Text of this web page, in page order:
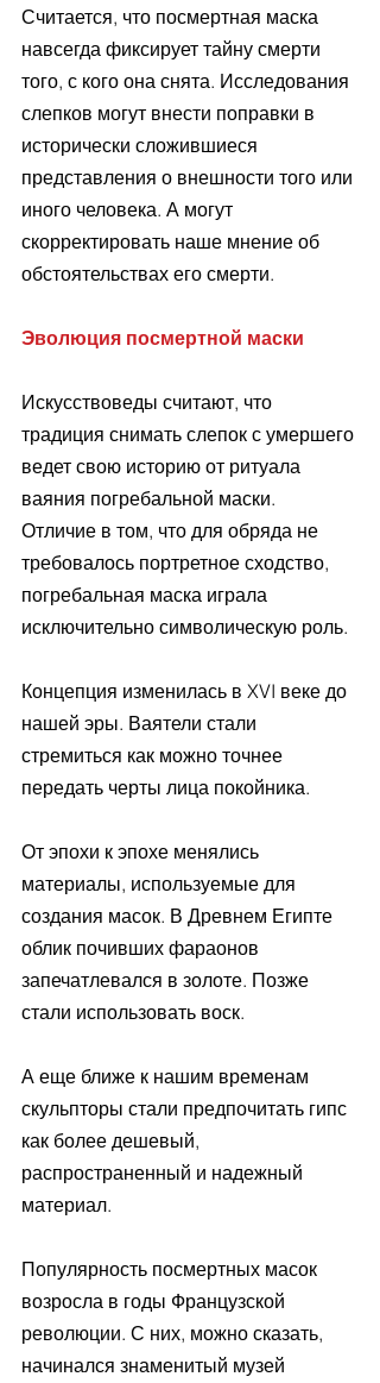
Считается, что посмертная маска
навсегда фиксирует тайну смерти
того, с кого она снята. Исследования
слепков могут внести поправки в
исторически сложившиеся
представления о внешности того или
иного человека. А могут
скорректировать наше мнение об
обстоятельствах его смерти.
Эволюция посмертной маски
Искусствоведы считают, что
традиция снимать слепок с умершего
ведет свою историю от ритуала
ваяния погребальной маски.
Отличие в том, что для обряда не
требовалось портретное сходство,
погребальная маска играла
исключительно символическую роль.
Концепция изменилась в XVI веке до
нашей эры. Ваятели стали
стремиться как можно точнее
передать черты лица покойника.
От эпохи к эпохе менялись
материалы, используемые для
создания масок. В Древнем Египте
облик почивших фараонов
запечатлевался в золоте. Позже
стали использовать воск.
А еще ближе к нашим временам
скульпторы стали предпочитать гипс
как более дешевый,
распространенный и надежный
материал.
Популярность посмертных масок
возросла в годы Французской
революции. С них, можно сказать,
начинался знаменитый музей